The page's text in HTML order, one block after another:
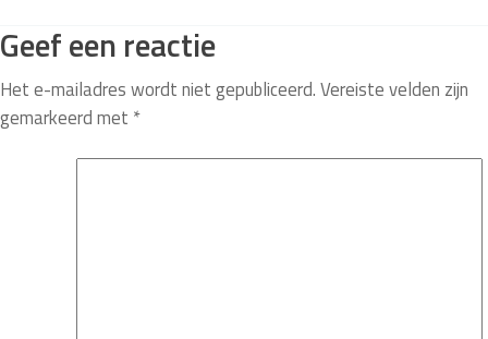
Geef een reactie
Het e-mailadres wordt niet gepubliceerd.Vereiste velden zijn
gemarkeerd met *